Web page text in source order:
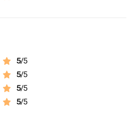
5/5
5/5
5/5
5/5